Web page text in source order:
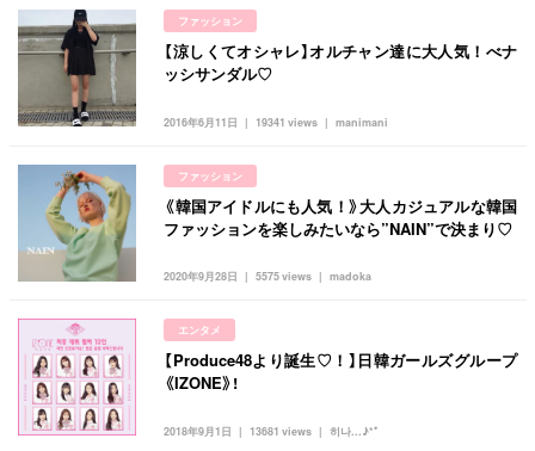
ファッション
2016年6月11日 manimani
19341 views
【涼しくてオシャレ】オルチャン達に大人気！べナ
ッシサンダル♡
ファッション
2020年9月28日 madoka
5575 views
《韓国アイドルにも人気！》大人カジュアルな韓国
ファッションを楽しみたいなら”NAIN”で決まり♡
エンタメ
2018年9月1日 히나...♪*ﾟ
13681 views
【Produce48より誕生♡！】日韓ガールズグループ
《IZONE》!